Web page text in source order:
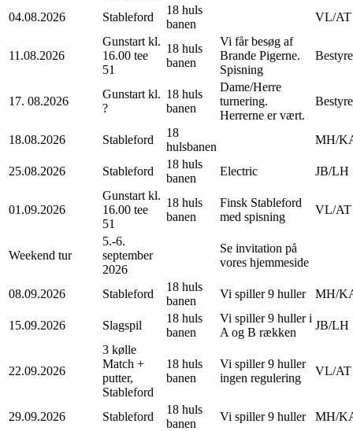
04.08.2026
Stableford
18 huls
banen
VL/AT
11.08.2026
Gunstart kl.
16.00 tee
51
18 huls
banen
Vi får besøg af
Brande Pigerne.
Spisning
17. 08.2026
Gunstart kl.
?
18 huls
banen
Dame/Herre
turnering.
Herrerne er vært.
18.08.2026 Stableford
18
hulsbanen
MH/
25.08.2026 Stableford
18 huls
banen
Electric JB/LH
01.09.2026
Gunstart kl.
16.00 tee
51
18 huls
banen
Finsk Stableford
med spisning
VL/AT
Weekend tur
5.-6.
september
2026
Se invitation på
vores hjemmeside
08.09.2026 Stableford
18 huls
banen
Vi spiller 9 huller MH/
15.09.2026 Slagspil
18 huls
banen
Vi spiller 9 huller i
A og B rækken
JB/LH
22.09.2026
3 kølle
Match +
putter,
Stableford
18 huls
banen
Vi spiller 9 huller
ingen regulering
VL/AT
29.09.2026 Stableford
18 huls
banen
Vi spiller 9 huller MH/